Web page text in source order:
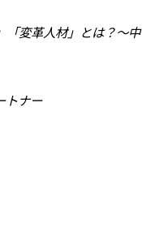
変革人材」とは？～中
トナー